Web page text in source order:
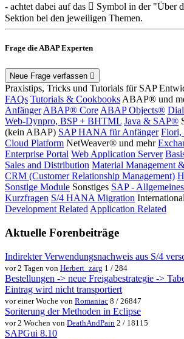
- achtet dabei auf das
Symbol in der "Über
Sektion bei den jeweiligen Themen.
Frage die ABAP Experten
Neue Frage verfassen
Praxistips, Tricks und Tutorials für SAP
FAQs Tutorials & Cookbooks ABAP® und
Anfänger ABAP® Core ABAP Objects®
Web-Dynpro, BSP + BHTML Java & SAP®
(kein ABAP) SAP HANA für Anfänger Fiori,
Cloud Platform NetWeaver® und mehr
Enterprise Portal Web Application Server
Sales and Distribution Material Management
CRM (Customer Relationship Management)
Sonstige Module Sonstiges SAP - Allgemeines
Kurzfragen S/4 HANA Migration
Development Related Application Related
Aktuelle Forenbeiträge
Indirekter Verwendungsnachweis aus S/4
vor 2 Tagen von Herbert_zarg 1 / 284
Bestellungen -> neue Freigabestrategie ->
Eintrag wird nicht transportiert
vor einer Woche von Romaniac 8 / 26847
Soriterung der Methoden in Eclipse
vor 2 Wochen von DeathAndPain 2 / 18115
SAPGui 8.10